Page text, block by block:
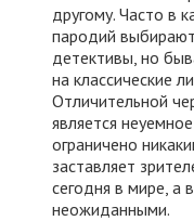
другому. Часто в
пародий
детективы, но
на классические
Отличительной
является
ограничено
заставляет
сегодня в мире, а
неожиданными.